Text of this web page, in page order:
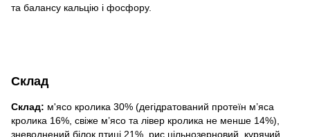
та балансу кальцію і фосфору.
Склад
Склад: м'ясо кролика 30% (дегідратований протеїн м’яса
кролика 16%, свіже м’ясо та лівер кролика не менше 14%),
зневоднений білок птиці 21%, рис цільнозерновий, курячий